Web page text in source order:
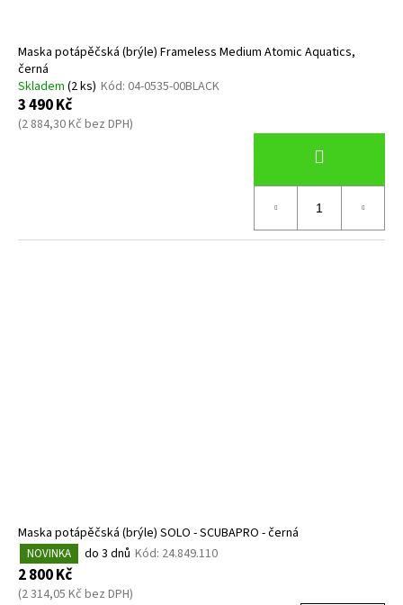
Maska potápěčská (brýle) Frameless Medium Atomic Aquatics,
černá
Skladem (2 ks) Kód: 04-0535-00BLACK
3 490 Kč
(2 884,30 Kč bez DPH)
Maska potápěčská (brýle) SOLO - SCUBAPRO - černá
NOVINKA do 3 dnů Kód: 24.849.110
2 800 Kč
(2 314,05 Kč bez DPH)